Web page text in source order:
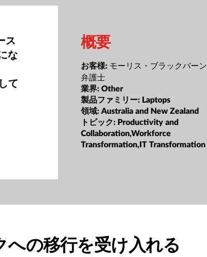
ス
な
て
概要
お客様: モーリス・ブラックバーン
弁護士
業界:Other
製品ファミリー: Laptops
領域:Australia and New Zealand
トピック: Productivity and
Collaboration,Workforce
Transformation,IT Transformation
の移行を受け入れる